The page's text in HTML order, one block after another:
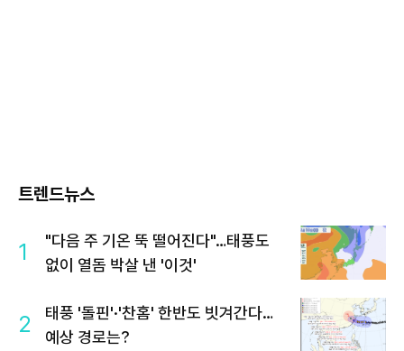
트렌드뉴스
1
"다음 주 기온 뚝 떨어진다"…태풍도
없이 열돔 박살 낸 '이것'
2
태풍 '돌핀'·'찬홈' 한반도 빗겨간다…
예상 경로는?